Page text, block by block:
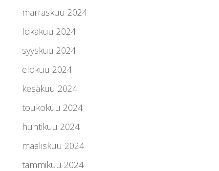
marraskuu 2024
lokakuu 2024
syyskuu 2024
elokuu 2024
kesäkuu 2024
toukokuu 2024
huhtikuu 2024
maaliskuu 2024
tammikuu 2024